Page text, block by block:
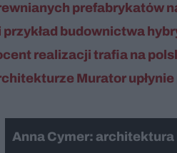
prefabrykatów
przykład budownictwa
realizacji trafia na
Murator
Anna Cymer: architektura